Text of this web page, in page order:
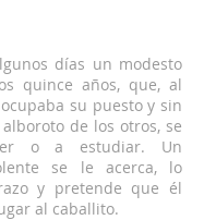
días un modesto
quince años, que, al
su puesto y sin
de los otros, se
o a estudiar. Un
se le acerca, lo
y pretende que él
al caballito.